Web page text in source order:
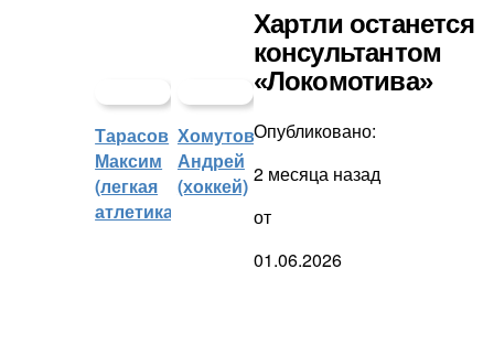
Тарасов
Максим
(легкая
атлетика)
Хомутов
Андрей
(хоккей)
Хартли останется
консультантом
«Локомотива»
Опубликовано:
2 месяца назад
от
01.06.2026